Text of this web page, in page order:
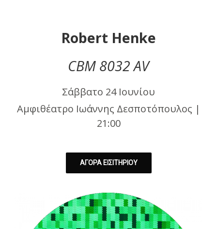
Robert Henke
CBM 8032 AV
Σάββατο 24 Ιουνίου
Αμφιθέατρο Ιωάννης Δεσποτόπουλος |
21:00
ΑΓΟΡΑ ΕΙΣΙΤΗΡΙΟΥ